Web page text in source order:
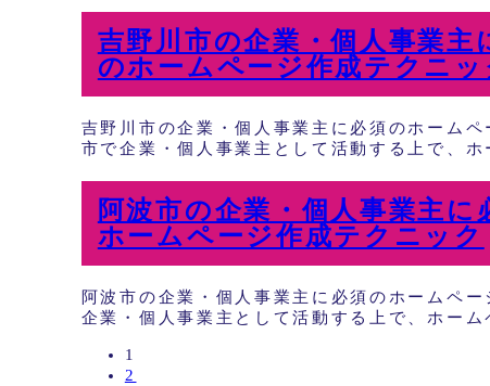
吉野川市の企業・個人事業主
のホームページ作成テクニッ
吉野川市の企業・個人事業主に必須のホーム
市で企業・個人事業主として活動する上で、
阿波市の企業・個人事業主
ホームページ作成テクニック
阿波市の企業・個人事業主に必須のホームペ
企業・個人事業主として活動する上で、ホー
1
2